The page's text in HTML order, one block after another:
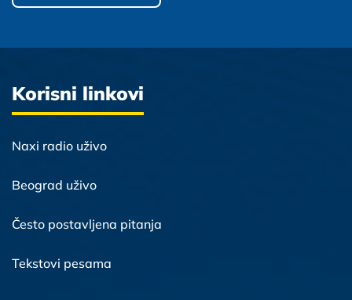
Korisni linkovi
Naxi radio uživo
Beograd uživo
Često postavljena pitanja
Tekstovi pesama